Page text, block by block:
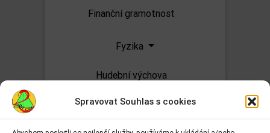
Spravovat Souhlas s cookies
Finanční gramotnost
Fyzika
Hudební výchova
Chemie